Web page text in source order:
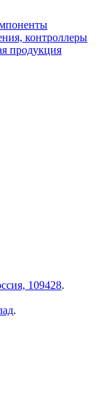
контроллеры
продукция
109428.
.